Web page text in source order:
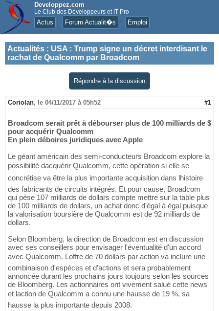
Developpez.com
Le Club des Développeurs et IT Pro
Actus Forum Actualit�s Emploi
Actualités : USA : Trump signe un décret interdisant le
rachat de Qualcomm par Broadcom
Répondre à la discussion
Coriolan, le 04/11/2017 à 05h52 #1
Broadcom serait prêt à débourser plus de 100 milliards de $
pour acquérir Qualcomm
En plein déboires juridiques avec Apple
Le géant américain des semi-conducteurs Broadcom explore la
possibilité dacquérir Qualcomm, cette opération si elle se
concrétise va être la plus importante acquisition dans lhistoire
des fabricants de circuits intégrés. Et pour cause, Broadcom
qui pèse 107 milliards de dollars compte mettre sur la table plus
de 100 milliards de dollars, un achat donc d'égal à égal puisque
la valorisation boursière de Qualcomm est de 92 milliards de
dollars.
Selon Bloomberg, la direction de Broadcom est en discussion
avec ses conseillers pour envisager l'éventualité d'un accord
avec Qualcomm. Loffre de 70 dollars par action va inclure une
combinaison d'espèces et d'actions et sera probablement
annoncée durant les prochains jours toujours selon les sources
de Bloomberg. Les actionnaires ont vivement salué cette news
et laction de Qualcomm a connu une hausse de 19 %, sa
hausse la plus importante depuis 2008.